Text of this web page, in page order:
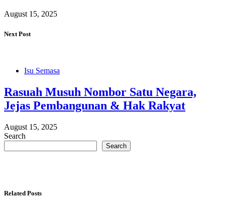
August 15, 2025
Next Post
Isu Semasa
Rasuah Musuh Nombor Satu Negara,
Jejas Pembangunan & Hak Rakyat
August 15, 2025
Search
Search
Related Posts